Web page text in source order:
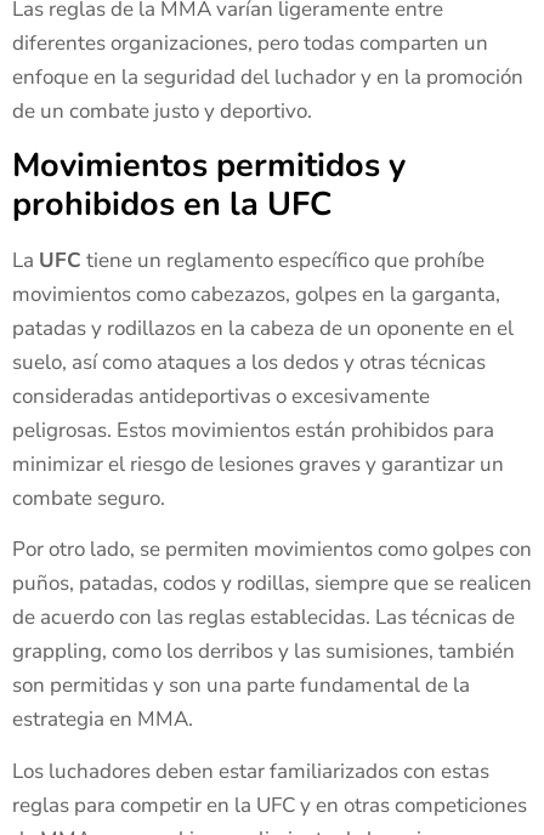
Las reglas de la MMA varían ligeramente entre
diferentes organizaciones, pero todas comparten un
enfoque en la seguridad del luchador y en la promoción
de un combate justo y deportivo.
Movimientos permitidos y
prohibidos en la UFC
La UFC tiene un reglamento específico que prohíbe
movimientos como cabezazos, golpes en la garganta,
patadas y rodillazos en la cabeza de un oponente en el
suelo, así como ataques a los dedos y otras técnicas
consideradas antideportivas o excesivamente
peligrosas. Estos movimientos están prohibidos para
minimizar el riesgo de lesiones graves y garantizar un
combate seguro.
Por otro lado, se permiten movimientos como golpes con
puños, patadas, codos y rodillas, siempre que se realicen
de acuerdo con las reglas establecidas. Las técnicas de
grappling, como los derribos y las sumisiones, también
son permitidas y son una parte fundamental de la
estrategia en MMA.
Los luchadores deben estar familiarizados con estas
reglas para competir en la UFC y en otras competiciones